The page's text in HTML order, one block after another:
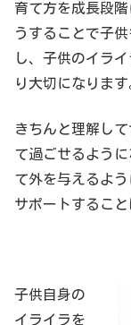
育て方を成長段
うすることで子
し、子供のイラ
り大切になります
きちんと理解し
て過ごせるよう
て外を与えるよ
サポートすること
子供自身の
イライラを